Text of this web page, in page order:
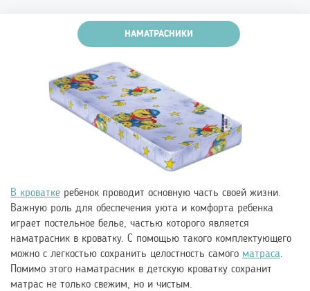
НАМАТРАСНИКИ
В кроватке ребенок проводит основную часть своей жизни.
Важную роль для обеспечения уюта и комфорта ребенка
играет постельное белье, частью которого является
наматрасник в кроватку. С помощью такого комплектующего
можно с легкостью сохранить целостность самого матраса.
Помимо этого наматрасник в детскую кроватку сохранит
матрас не только свежим, но и чистым.